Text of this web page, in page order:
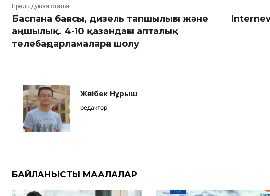
Предыдущая статья
Баспана бағасы, дизель тапшылығы және
аңшылық. 4-10 қазандағы апталық
телебағдарламаларға шолу
Жәнібек Нұрыш
редактор
БАЙЛАНЫСТЫ МАҚАЛАЛАР